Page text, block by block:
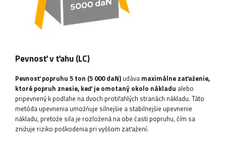
Pevnosť v ťahu (LC)
Pevnosť popruhu 5 ton (5 000 daN) udáva maximálne zaťaženie,
ktoré popruh znesie, keď je omotaný okolo nákladu alebo
pripevnený k podlahe na dvoch protiľahlých stranách nákladu. Táto
metóda upevnenia umožňuje silnejšie a stabilnejšie upevnenie
nákladu, pretože sila je rozložená na obe časti popruhu, čím sa
znižuje riziko poškodenia pri vyššom zaťažení.